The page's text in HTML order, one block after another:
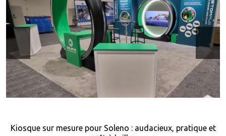
Kiosque sur mesure pour Soleno : audacieux, pratique et